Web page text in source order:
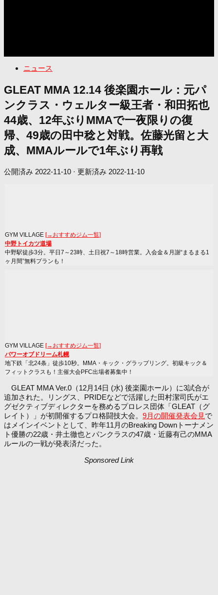
ニュース
GLEAT MMA 12.14 後楽園ホール：元パ
ンクラス・ウェルター級王者・和田拓也
44歳、12年ぶりMMAで一夜限りの復
帰、49歳の田中稔と対戦。佐藤光留と大
成、MMAルールで1年ぶり再戦
公開済み 2022-11-10 · 更新済み 2022-11-10
GYM VILLAGE [→おすすめジム一覧]
中野トイカツ道場
中野駅徒歩3分。平日7～23時、土日祝7～18時営業。入会金＆月謝“まるまる1
ヶ月間”無料プランも！
GYM VILLAGE [→おすすめジム一覧]
パワーオブドリーム札幌
地下鉄「北24条」徒歩10秒。MMA・キック・グラップリング。初級キック＆
フィットクラスも！主催大会PFC出場者募集中！
GLEAT MMA Ver.0（12月14日 (水) 後楽園ホール）に3試合が
追加された。リングス、PRIDEなどで活躍した田村潔司氏がエ
グゼクティブディレクターを務めるプロレス団体「GLEAT（グ
レイト）」が初開催するプロ格闘技大会。 9月の開催発表会見で
はメインイベントとして、昨年11月のBreaking Downトーナメン
ト優勝の22歳・井土徹也とパンクラスの47歳・近藤有己のMMA
ルールの一戦が発表済だった。
Sponsored Link